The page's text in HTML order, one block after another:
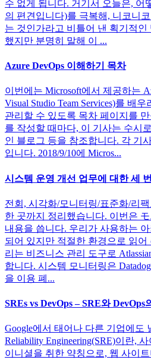
수 없게 됩니다. 거기서 오늘은,
의 편견입니다)를 극복해, 니코니
는 것인가라고 비틀어 낸 획기적
했지만 분명히 말해 이 ...
Azure DevOps 이해하기 목차
이번에는 Microsoft에서 제공하는
Visual Studio Team Services)를 배
관리할 수 있도록 목차 페이지를
를 작성할 때마다, 이 기사는 수시
인 블로그 등을 참조합니다. 각 기
입니다. 2018/9/10에 Micros...
시스템 운영 개선 업무에 대한 세
전회, 시각화/모니터링/표준화/리
한 곳까지 정리했습니다. 이번은
내용을 씁니다. 우리가 사용하는
되어 있지만 적절한 환경으로 읽
리는 비즈니스 관리 도구로
합니다. 시스템 모니터링은
을 이용 폐...
SREs vs DevOps – SRE와 DevOps
Google에서 태어나 다른 기업에도
Reliability Engineering(SRE)이란,
이니셜을 취한 약칭으로, 웹 사이